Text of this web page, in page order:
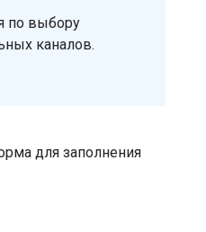
по выбору
каналов.
для заполнения